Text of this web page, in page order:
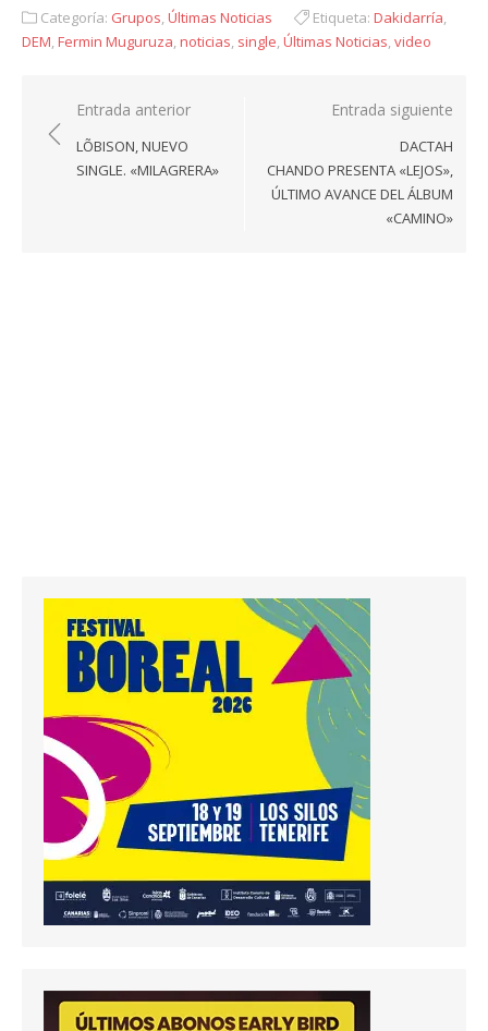
Categoría: Grupos,Últimas Noticias Etiqueta: Dakidarría,
DEM,Fermin Muguruza,noticias, single,Últimas Noticias,video
Navegación
de
entradas
Entrada anterior
LÕBISON, NUEVO
SINGLE. «MILAGRERA»
Entrada siguiente
DACTAH
CHANDO PRESENTA «LEJOS»,
ÚLTIMO AVANCE DEL ÁLBUM
«CAMINO»